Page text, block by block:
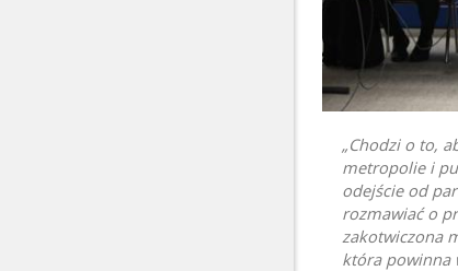
Chodzi o to,
metropolie i
odejście od
rozmawiać o
zakotwiczona
która powinna